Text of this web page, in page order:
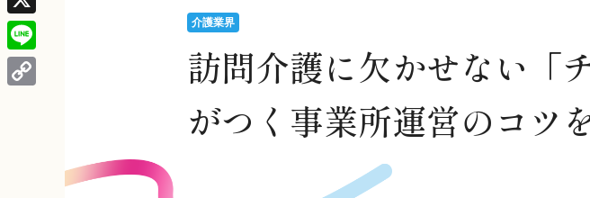
介護業界
訪問介護に欠かせない「
がつく事業所運営のコツ
a
c
e
X
L